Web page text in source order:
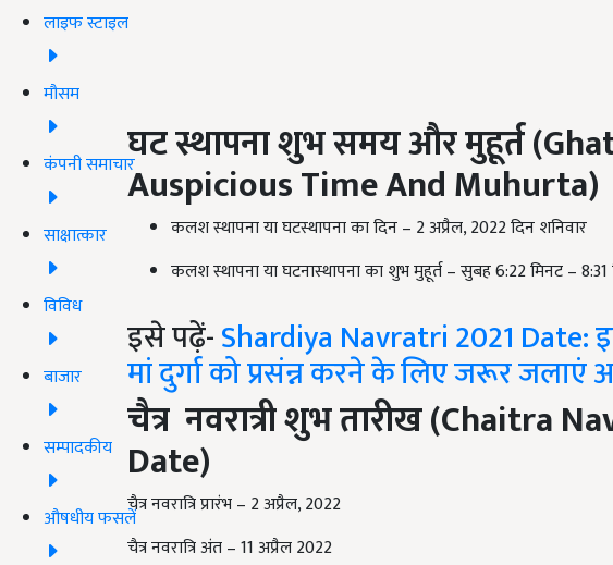
लाइफ स्टाइल
मौसम
कंपनी समाचार
साक्षात्कार
विविध
बाजार
सम्पादकीय
औषधीय फसलें
घटस्थापनाशुभसमयऔरमुहूर्त
Auspicious Time And Muhurta)
कलश स्थापना या घटस्थापना का दिन – 2 अप्रैल, 2022 दिन शनिवार
कलश स्थापना या घटनास्थापना का शुभ मुहूर्त – सुबह 6:22 मिनट –
इसे पढ़ें-Shardiya Navratri 2021 Date:
मां दुर्गा को प्रसंन्न करने के लिए जरूर जलाएं
चैत्र नवरात्रीशुभतारीख(Chaitra
Date)
चैत्र नवरात्रि प्रारंभ – 2 अप्रैल, 2022
चैत्र नवरात्रि अंत – 11 अप्रैल 2022